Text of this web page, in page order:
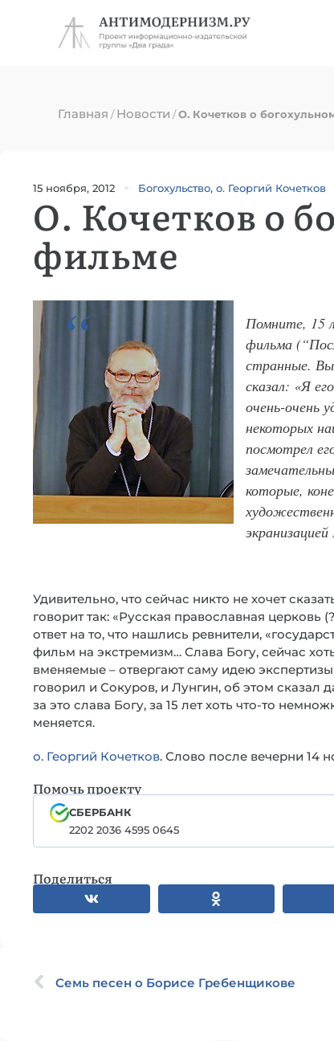
Главная /Новости /О. Кочетков о
15 ноября, 2012 Богохульство, о. Георгий Кочетков
О. Кочетков о
фильме
Помните, 15
фильма
странные.
сказал: «Я
очень-очень
некоторых
посмотрел
которые,
Удивительно, что сейчас никто не хочет
говорит так: «Русская православная церковь
ответ на то, что нашлись ревнители,
фильм на экстремизм… Слава Богу, сейчас
вменяемые – отвергают саму идею
говорил и Сокуров, и Лунгин, об этом
за это слава Богу, за 15 лет хоть что-то
меняется.
о. Георгий Кочетков. Слово после вечерни 14
Помочь проекту
СБЕРБАНК
2202 2036 4595 0645
Поделиться
Семь песен о Борисе Гребенщикове